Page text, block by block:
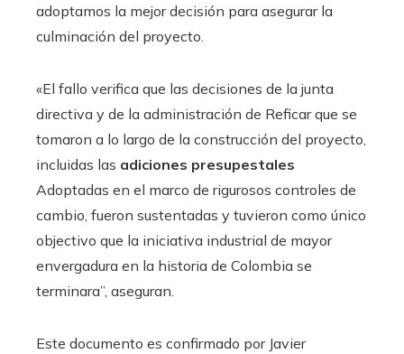
adoptamos la mejor decisión para asegurar la
culminación del proyecto.
«El fallo verifica que las decisiones de la junta
directiva y de la administración de Reficar que se
tomaron a lo largo de la construcción del proyecto,
incluidas las adiciones presupestales
Adoptadas en el marco de rigurosos controles de
cambio, fueron sustentadas y tuvieron como único
objectivo que la iniciativa industrial de mayor
envergadura en la historia de Colombia se
terminara”, aseguran.
Este documento es confirmado por Javier